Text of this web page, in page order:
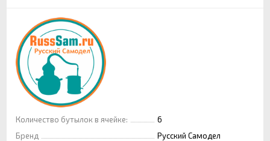
Количество бутылок в ячейке:
6
Бренд
Русский Самодел